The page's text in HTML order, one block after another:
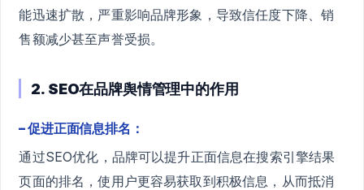
能迅速扩散，严重影响品牌形象，导致信任度下降、销
售额减少甚至声誉受损。
2. SEO在品牌舆情管理中的作用
– 促进正面信息排名：
通过SEO优化，品牌可以提升正面信息在搜索引擎结果
页面的排名，使用户更容易获取到积极信息，从而抵消